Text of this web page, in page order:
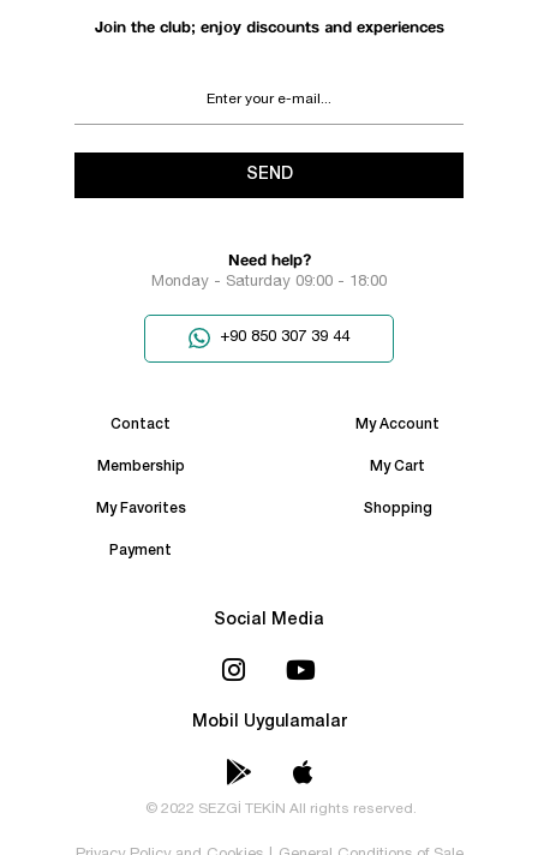
Join the club; enjoy discounts and experiences
SEND
Need help?
Monday - Saturday 09:00 - 18:00
+90 850 307 39 44
Contact My Account
Membership My Cart
My Favorites Shopping
Payment
Social Media
Mobil Uygulamalar
© 2022 SEZGİ TEKİN All rights reserved.